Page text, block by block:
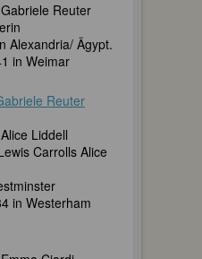
Gabriele Reuter
Alexandria/ Ägypt.
in Weimar
Reuter
Alice Liddell
Carrolls Alice
in Westerham